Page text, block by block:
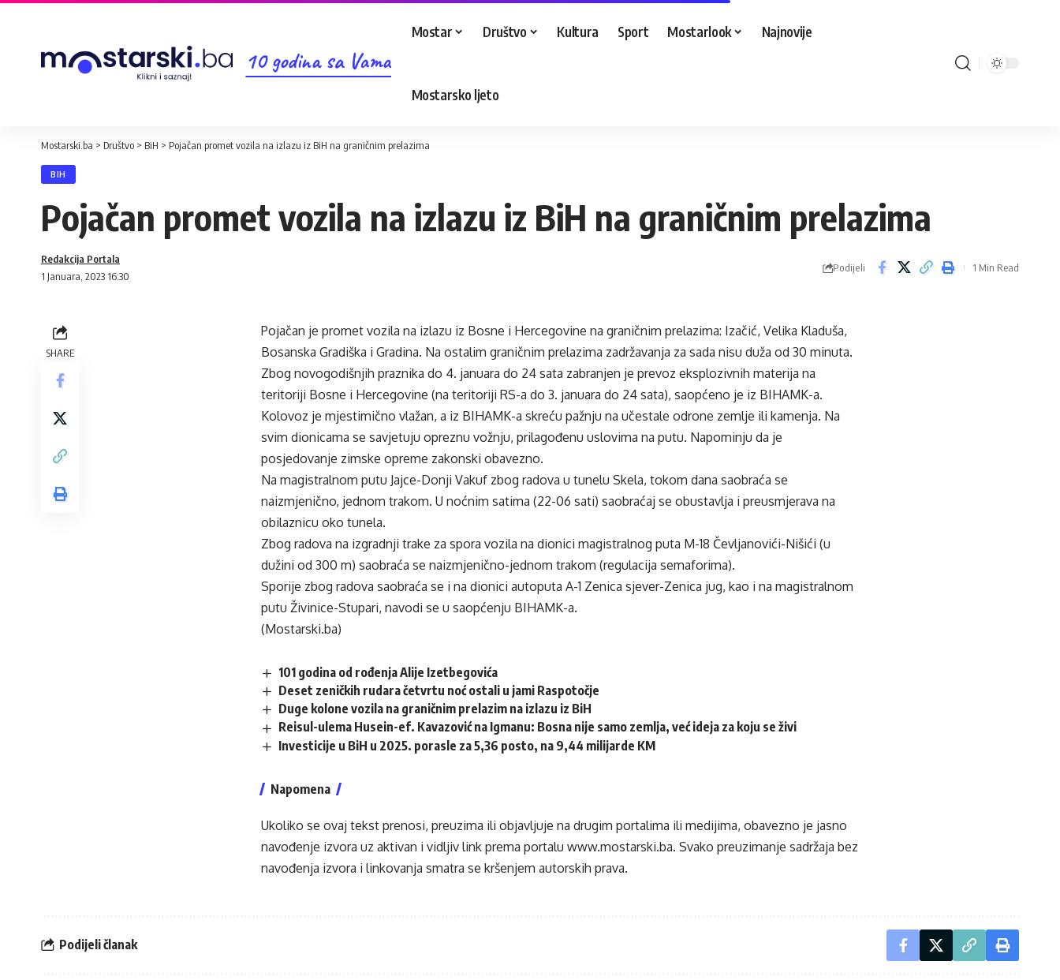
10 godina sa Vama
Mostar Društvo Kultura Sport Mostarlook Najnovije
Mostarsko ljeto
Mostarski.ba > Društvo > BiH > Pojačan promet vozila na izlazu iz BiH na graničnim prelazima
BIH
Pojačan promet vozila na izlazu iz BiH na graničnim prelazima
1 Januara, 2023 16:30
Redakcija Portala
Podijeli 1 Min Read
SHARE
Pojačan je promet vozila na izlazu iz Bosne i Hercegovine na graničnim prelazima: Izačić, Velika Kladuša,
Bosanska Gradiška i Gradina. Na ostalim graničnim prelazima zadržavanja za sada nisu duža od 30 minuta.
Zbog novogodišnjih praznika do 4. januara do 24 sata zabranjen je prevoz eksplozivnih materija na
teritoriji Bosne i Hercegovine (na teritoriji RS-a do 3. januara do 24 sata), saopćeno je iz BIHAMK-a.
Kolovoz je mjestimično vlažan, a iz BIHAMK-a skreću pažnju na učestale odrone zemlje ili kamenja. Na
svim dionicama se savjetuju opreznu vožnju, prilagođenu uslovima na putu. Napominju da je
posjedovanje zimske opreme zakonski obavezno.
Na magistralnom putu Jajce-Donji Vakuf zbog radova u tunelu Skela, tokom dana saobraća se
naizmjenično, jednom trakom. U noćnim satima (22-06 sati) saobraćaj se obustavlja i preusmjerava na
obilaznicu oko tunela.
Zbog radova na izgradnji trake za spora vozila na dionici magistralnog puta M-18 Čevljanovići-Nišići (u
dužini od 300 m) saobraća se naizmjenično-jednom trakom (regulacija semaforima).
Sporije zbog radova saobraća se i na dionici autoputa A-1 Zenica sjever-Zenica jug, kao i na magistralnom
putu Živinice-Stupari, navodi se u saopćenju BIHAMK-a.
(Mostarski.ba)
101 godina od rođenja Alije Izetbegovića
Deset zeničkih rudara četvrtu noć ostali u jami Raspotočje
Duge kolone vozila na graničnim prelazim na izlazu iz BiH
Reisul-ulema Husein-ef. Kavazović na Igmanu: Bosna nije samo zemlja, već ideja za koju se živi
Investicije u BiH u 2025. porasle za 5,36 posto, na 9,44 milijarde KM
Napomena
Ukoliko se ovaj tekst prenosi, preuzima ili objavljuje na drugim portalima ili medijima, obavezno je jasno
navođenje izvora uz aktivan i vidljiv link prema portalu www.mostarski.ba. Svako preuzimanje sadržaja bez
navođenja izvora i linkovanja smatra se kršenjem autorskih prava.
Podijeli članak